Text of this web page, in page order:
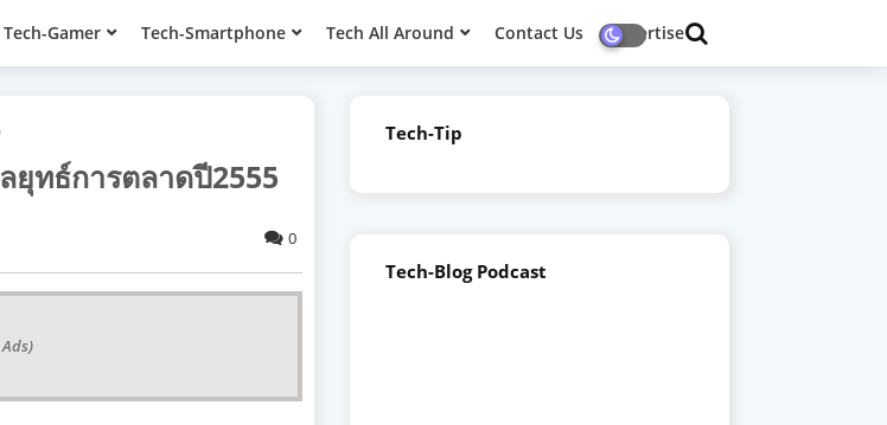
Tech-Gamer Tech-Smartphone Tech All Around Contact Us Advertise
ยุทธ์การตลาดปี2555
0
Tech-Tip
Tech-Blog Podcast